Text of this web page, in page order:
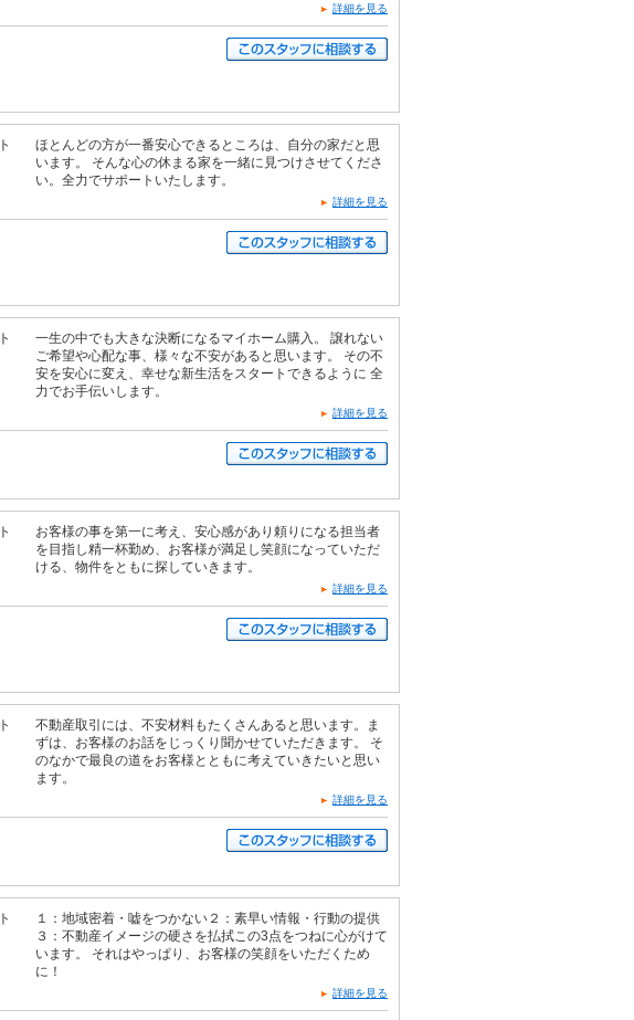
詳細を見る
ほとんどの方が一番安心できるところは、自分の家だと思
います。 そんな心の休まる家を一緒に見つけさせてくださ
い。全力でサポートいたします。
詳細を見る
一生の中でも大きな決断になるマイホーム購入。 譲れない
ご希望や心配な事、様々な不安があると思います。 その不
安を安心に変え、幸せな新生活をスタートできるように 全
力でお手伝いします。
詳細を見る
お客様の事を第一に考え、安心感があり頼りになる担当者
を目指し精一杯勤め、お客様が満足し笑顔になっていただ
ける、物件をともに探していきます。
詳細を見る
不動産取引には、不安材料もたくさんあると思います。ま
ずは、お客様のお話をじっくり聞かせていただきます。 そ
のなかで最良の道をお客様とともに考えていきたいと思い
ます。
詳細を見る
１：地域密着・嘘をつかない２：素早い情報・行動の提供
３：不動産イメージの硬さを払拭この3点をつねに心がけて
います。 それはやっぱり、お客様の笑顔をいただくため
に！
詳細を見る